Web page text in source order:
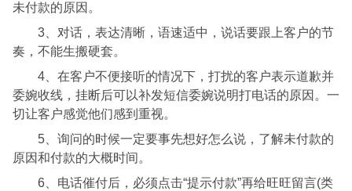
未付款的原因。
3、对话，表达清晰，语速适中，说话要跟上客户的节
奏，不能生搬硬套。
4、在客户不便接听的情况下，打扰的客户表示道歉并
委婉收线，挂断后可以补发短信委婉说明打电话的原因。一
切让客户感觉他们感到重视。
5、询问的时候一定要事先想好怎么说，了解未付款的
原因和付款的大概时间。
6、电话催付后，必须点击“提示付款”再给旺旺留言(类